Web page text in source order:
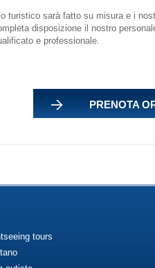
turistico sarà fatto su misura e i
disposizione il nostro
e professionale.
PRENOTA
tours